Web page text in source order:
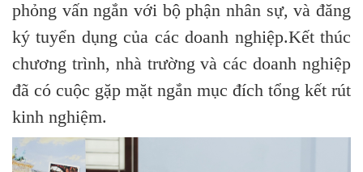
phỏng vấn ngắn với bộ phận nhân sự, và đăng
ký tuyển dụng của các doanh nghiệp.Kết thúc
chương trình, nhà trường và các doanh nghiệp
đã có cuộc gặp mặt ngắn mục đích tổng kết rút
kinh nghiệm.